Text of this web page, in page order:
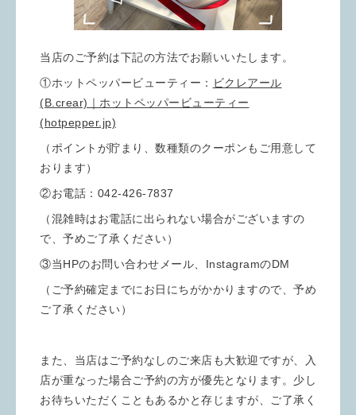
当店のご予約は下記の方法でお願いいたします。
①ホットペッパービューティー： ビクレアール
(B.crear)｜ホットペッパービューティー
(hotpepper.jp)
（ポイントが貯まり、数種類のクーポンもご用意して
おります）
②お電話：042-426-7837
（混雑時はお電話に出られない場合がございますの
で、予めご了承ください）
③当HPのお問い合わせメール、InstagramのDM
（ご予約確定までにお日にちがかかりますので、予め
ご了承ください）
また、当店はご予約なしのご来店も大歓迎ですが、入
店が重なった場合ご予約の方が優先となります。少し
お待ちいただくこともあるかと存じますが、ご了承く